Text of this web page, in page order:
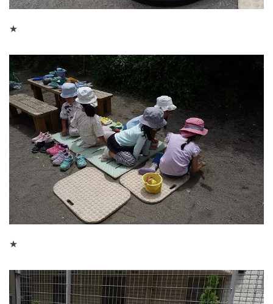
千葉県 千葉県 全域
埼玉県 埼玉県 全域
兵庫県 兵庫県 全域
★
★